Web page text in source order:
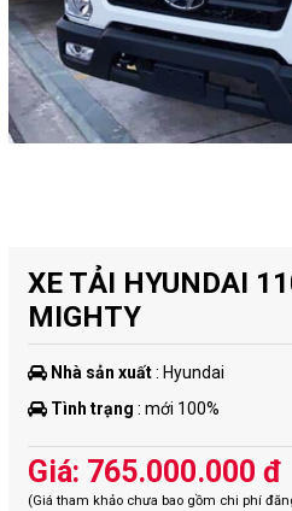
XE TẢI HYUNDAI
MIGHTY
Nhà sản xuất: Hyundai
Tình trạng : mới 100%
Giá: 765.000.000 đ
(Giá tham khảo chưa bao gồm chi phí